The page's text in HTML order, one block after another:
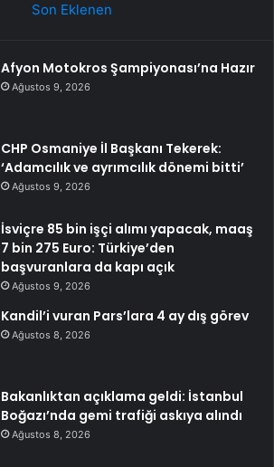
Son Eklenen
Afyon Motokros Şampiyonası’na Hazır
Ağustos 9, 2026
CHP Osmaniye İl Başkanı Tekerek:
‘Adamcılık ve ayrımcılık dönemi bitti’
Ağustos 9, 2026
İsviçre 85 bin işçi alımı yapacak, maaş
7 bin 275 Euro: Türkiye’den
başvuranlara da kapı açık
Ağustos 9, 2026
Kandil’i vuran Pars’lara 4 ay dış görev
Ağustos 8, 2026
Bakanlıktan açıklama geldi: İstanbul
Boğazı’nda gemi trafiği askıya alındı
Ağustos 8, 2026